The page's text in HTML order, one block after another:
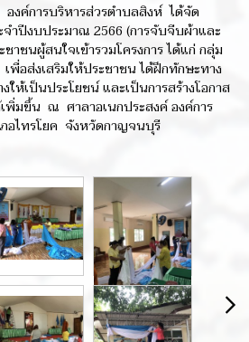
งค์การบริหารส่วรตำบลสิงห์ ได้จัด
จำปีงบประมาณ 2566 (การจับจีบผ้าและ
าชนผู้สนใจเข้ารวมโครงการ ได้แก่ กลุ่ม
อส่งเสริมให้ประชาชน ได้ฝึกทักษะทาง
ห้เป็นประโยชน์ และเป็นการสร้างโอกาส
พิ่มขึ้น ณ ศาลาอเนกประสงค์ องค์การ
อไทรโยค จังหวัดกาญจนบุรี